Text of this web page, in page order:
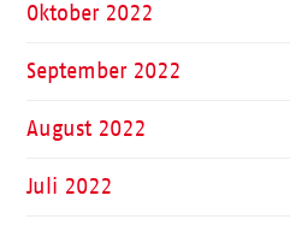
Oktober 2022
September 2022
August 2022
Juli 2022